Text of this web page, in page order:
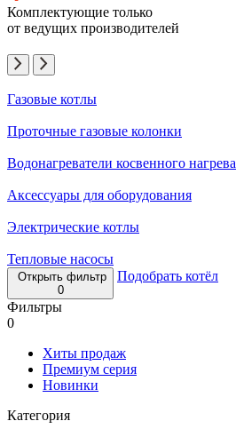
Комплектующие только
от ведущих производителей
Газовые котлы
Проточные газовые колонки
Водонагреватели косвенного нагрева
Аксессуары для оборудования
Электрические котлы
Тепловые насосы
Открыть фильтр
0
Подобрать котёл
Фильтры
0
Хиты продаж
Премиум серия
Новинки
Категория